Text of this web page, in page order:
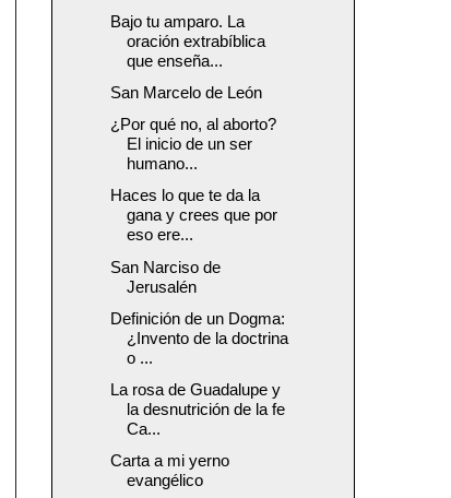
Bajo tu amparo. La
oración extrabíblica
que enseña...
San Marcelo de León
¿Por qué no, al aborto?
El inicio de un ser
humano...
Haces lo que te da la
gana y crees que por
eso ere...
San Narciso de
Jerusalén
Definición de un Dogma:
¿Invento de la doctrina
o ...
La rosa de Guadalupe y
la desnutrición de la fe
Ca...
Carta a mi yerno
evangélico